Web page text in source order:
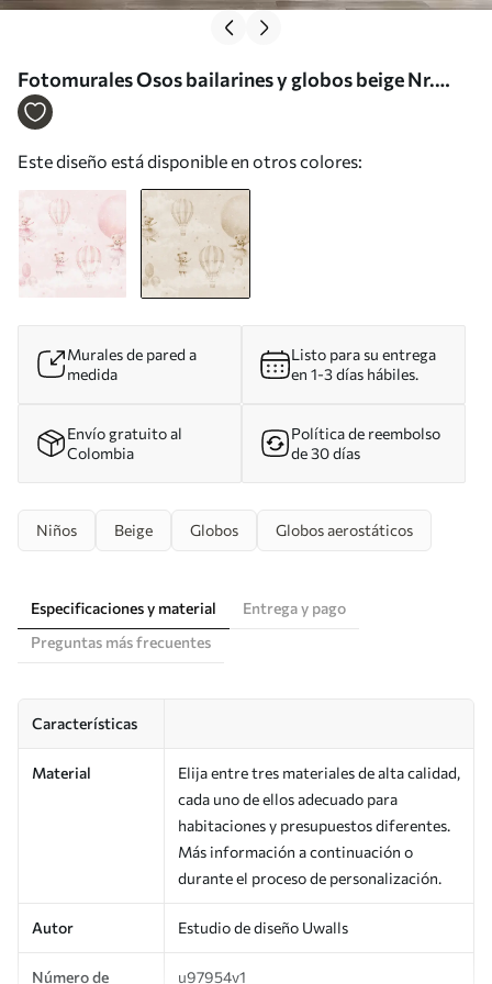
Fotomurales Osos bailarines y globos beige Nr.
u97954v1
Este diseño está disponible en otros colores:
Murales de pared a
medida
Listo para su entrega
en 1-3 días hábiles.
Envío gratuito al
Colombia
Política de reembolso
de 30 días
Niños Beige Globos Globos aerostáticos
Especificaciones y material
Entrega y pago
Preguntas más frecuentes
Características
Material
Elija entre tres materiales de alta calidad,
cada uno de ellos adecuado para
habitaciones y presupuestos diferentes.
Más información a continuación o
durante el proceso de personalización.
Autor Estudio de diseño Uwalls
Número de
u97954v1